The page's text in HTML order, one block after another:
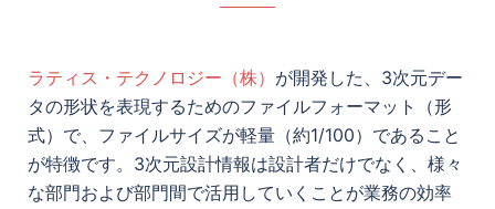
ラティス・テクノロジー（株） が開発した、3次元デー
タの形状を表現するためのファイルフォーマット（形
式）で、ファイルサイズが軽量（約1/100）であること
が特徴です。3次元設計情報は設計者だけでなく、様々
な部門および部門間で活用していくことが業務の効率